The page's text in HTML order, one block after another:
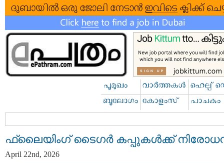
ഫ്ലൈയിംഗ് ടൈഗർ കപ്പുകൾക്ക്
April 22nd, 2026